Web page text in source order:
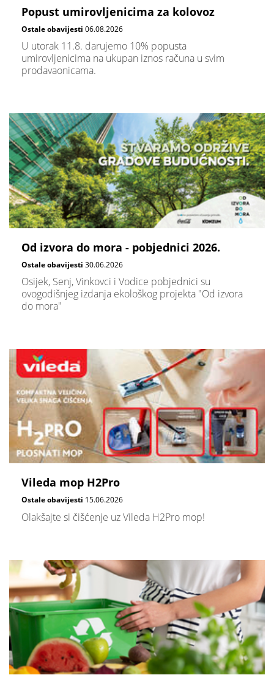
Popust umirovljenicima za kolovoz
Ostale obavijesti 06.08.2026
U utorak 11.8. darujemo 10% popusta
umirovljenicima na ukupan iznos računa u svim
prodavaonicama.
Od izvora do mora - pobjednici 2026.
Ostale obavijesti 30.06.2026
Osijek, Senj, Vinkovci i Vodice pobjednici su
ovogodišnjeg izdanja ekološkog projekta "Od izvora
do mora"
Vileda mop H2Pro
Ostale obavijesti 15.06.2026
Olakšajte si čišćenje uz Vileda H2Pro mop!